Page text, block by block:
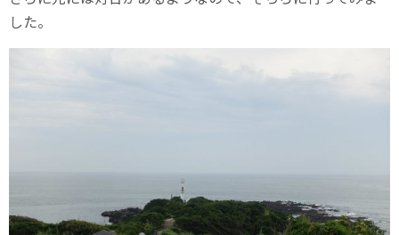
した。